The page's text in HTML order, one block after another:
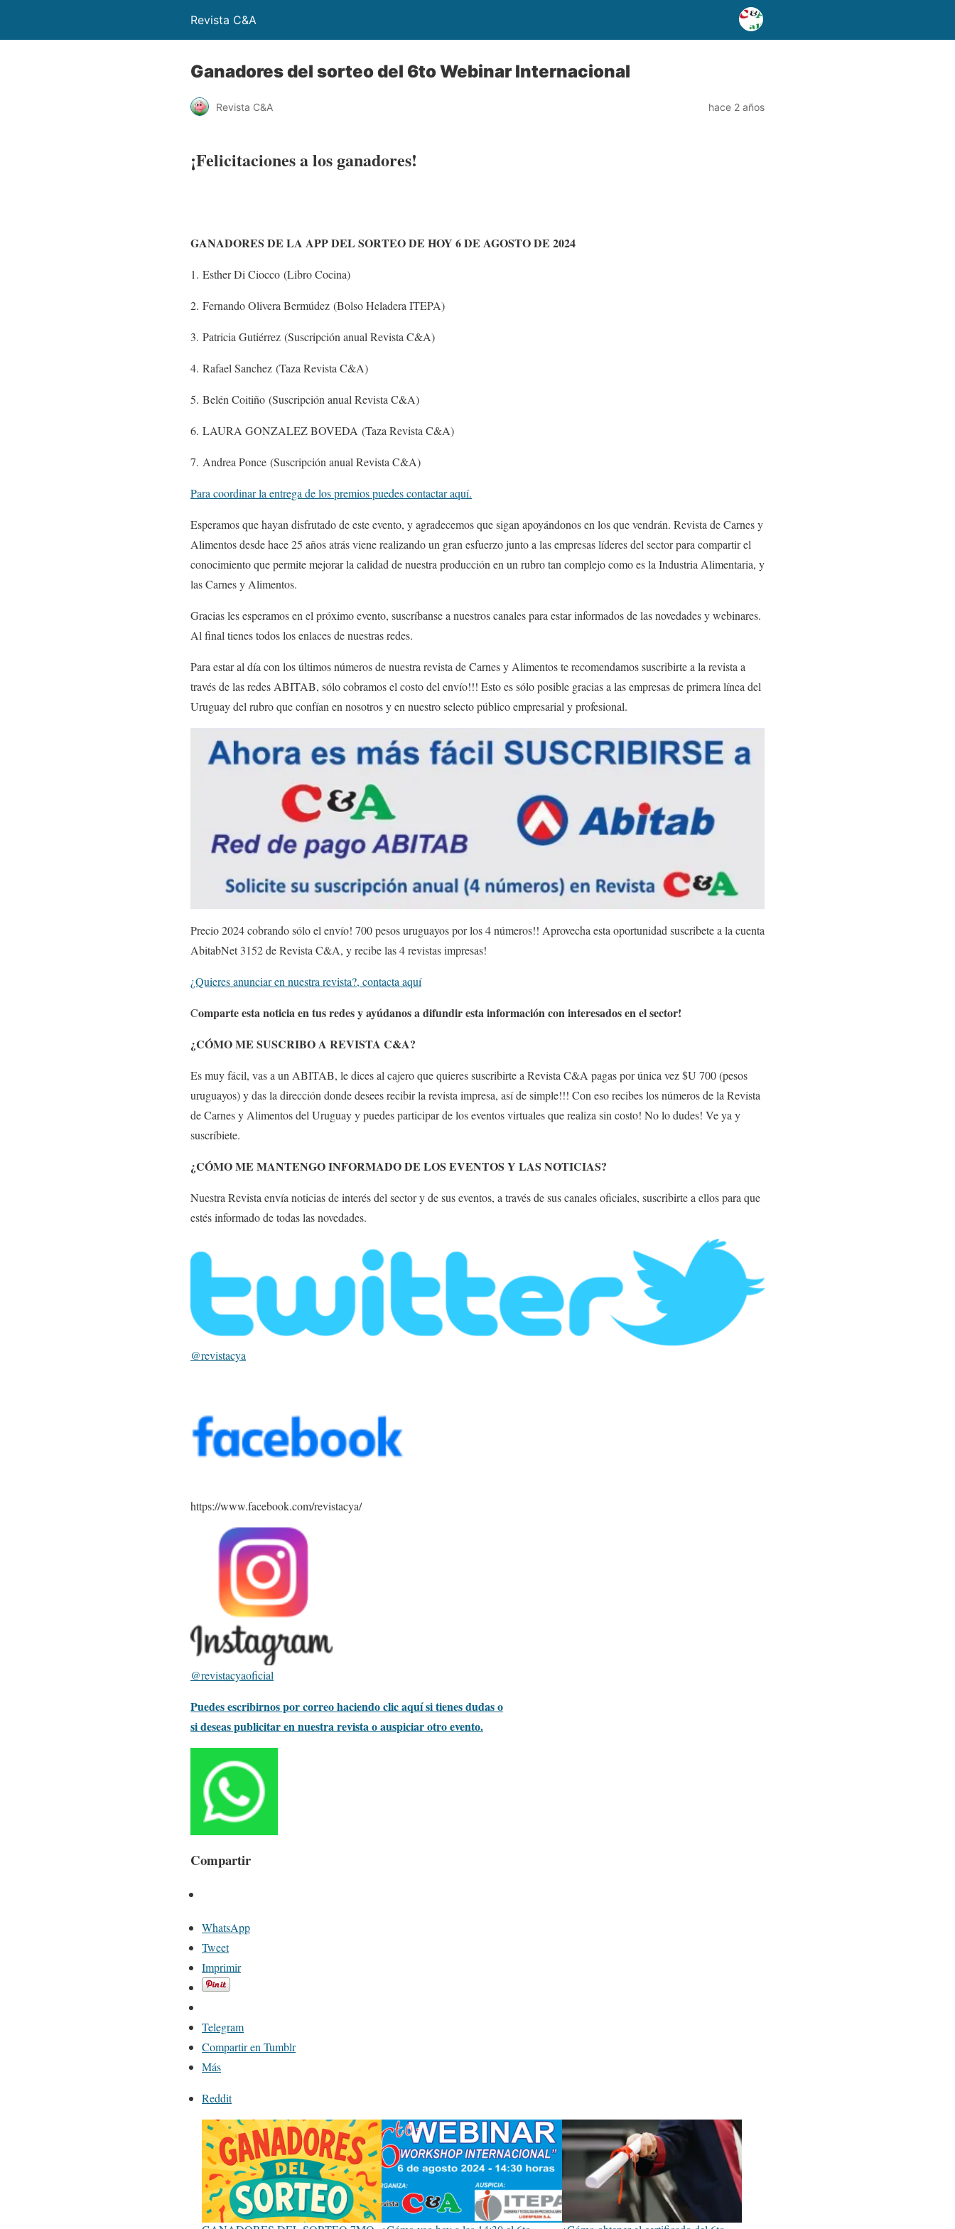
Revista C&A
Ganadores del sorteo del 6to Webinar Internacional
Revista C&A hace 2 años
¡Felicitaciones a los ganadores!
GANADORES DE LA APP DEL SORTEO DE HOY 6 DE AGOSTO DE 2024
1. Esther Di Ciocco (Libro Cocina)
2. Fernando Olivera Bermúdez (Bolso Heladera ITEPA)
3. Patricia Gutiérrez (Suscripción anual Revista C&A)
4. Rafael Sanchez (Taza Revista C&A)
5. Belén Coitiño (Suscripción anual Revista C&A)
6. LAURA GONZALEZ BOVEDA (Taza Revista C&A)
7. Andrea Ponce (Suscripción anual Revista C&A)
Para coordinar la entrega de los premios puedes contactar aquí.
Esperamos que hayan disfrutado de este evento, y agradecemos que sigan apoyándonos en los que vendrán. Revista de Carnes y
Alimentos desde hace 25 años atrás viene realizando un gran esfuerzo junto a las empresas líderes del sector para compartir el
conocimiento que permite mejorar la calidad de nuestra producción en un rubro tan complejo como es la Industria Alimentaria, y
las Carnes y Alimentos.
Gracias les esperamos en el próximo evento, suscríbanse a nuestros canales para estar informados de las novedades y webinares.
Al final tienes todos los enlaces de nuestras redes.
Para estar al día con los últimos números de nuestra revista de Carnes y Alimentos te recomendamos suscribirte a la revista a
través de las redes ABITAB, sólo cobramos el costo del envío!!! Esto es sólo posible gracias a las empresas de primera línea del
Uruguay del rubro que confían en nosotros y en nuestro selecto público empresarial y profesional.
Precio 2024 cobrando sólo el envío! 700 pesos uruguayos por los 4 números!! Aprovecha esta oportunidad suscribete a la cuenta
AbitabNet 3152 de Revista C&A, y recibe las 4 revistas impresas!
¿Quieres anunciar en nuestra revista?, contacta aquí
Comparte esta noticia en tus redes y ayúdanos a difundir esta información con interesados en el sector!
¿CÓMO ME SUSCRIBO A REVISTA C&A?
Es muy fácil, vas a un ABITAB, le dices al cajero que quieres suscribirte a Revista C&A pagas por única vez $U 700 (pesos
uruguayos) y das la dirección donde desees recibir la revista impresa, así de simple!!! Con eso recibes los números de la Revista
de Carnes y Alimentos del Uruguay y puedes participar de los eventos virtuales que realiza sin costo! No lo dudes! Ve ya y
suscríbiete.
¿CÓMO ME MANTENGO INFORMADO DE LOS EVENTOS Y LAS NOTICIAS?
Nuestra Revista envía noticias de interés del sector y de sus eventos, a través de sus canales oficiales, suscribirte a ellos para que
estés informado de todas las novedades.
@revistacya
https://www.facebook.com/revistacya/
@revistacyaoficial
Puedes escribirnos por correo haciendo clic aquí si tienes dudas o
si deseas publicitar en nuestra revista o auspiciar otro evento.
Compartir
WhatsApp
Tweet
Imprimir
Telegram
Compartir en Tumblr
Más
Reddit